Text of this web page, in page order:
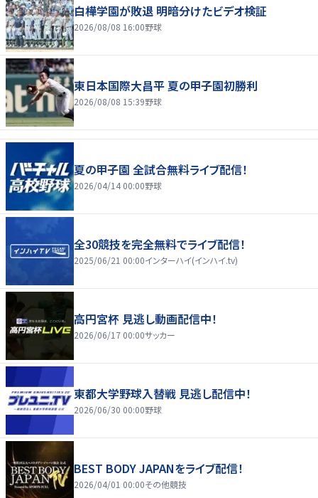
白樺学園が敗退 明暗分けたビデオ検証
2026/08/08 16:00野球
東日本国際大昌平 夏の甲子園初勝利
2026/08/08 15:39野球
夏の甲子園 全試合無料ライブ配信！
2026/04/14 00:00野球
全30競技を完全無料でライブ配信！
2025/06/21 00:00インターハイ(インハイ.tv)
高円宮杯 見逃し動画配信中！
2026/06/17 00:00サッカー
東都大学野球入替戦 見逃し配信中！
2026/06/30 00:00野球
BEST BODY JAPANをライブ配信！
2026/04/01 00:00その他競技